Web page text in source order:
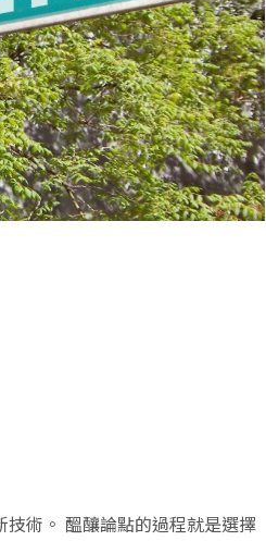
術。 醞釀論點的過程就是選擇